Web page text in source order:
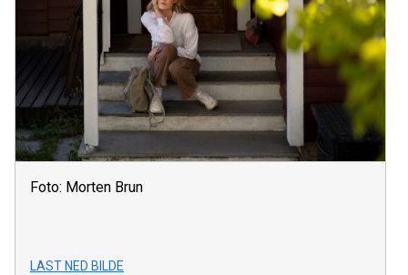
Foto: Morten Brun
LAST NED BILDE